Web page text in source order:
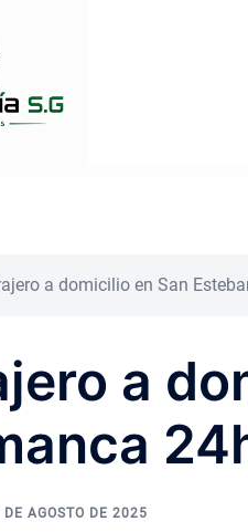
a domicilio en San
a
AGOSTO DE 2025